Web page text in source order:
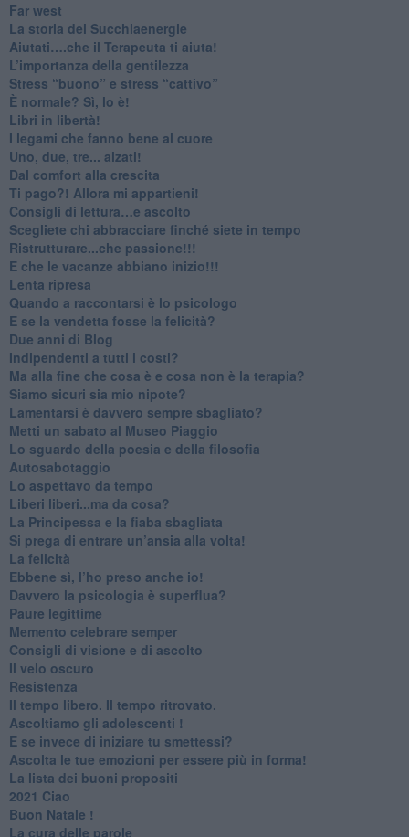
​Far west
​La storia dei Succhiaenergie
​Aiutati….che il Terapeuta ti aiuta!
​L’importanza della gentilezza
​Stress “buono” e stress “cattivo”
​È normale? Sì, lo è!
​Libri in libertà!
​I legami che fanno bene al cuore
Uno, due, tre... alzati!​
​Dal comfort alla crescita
​Ti pago?! Allora mi appartieni!​
​Consigli di lettura…e ascolto
​Scegliete chi abbracciare finché siete in tempo
​Ristrutturare...che passione!!!
​E che le vacanze abbiano inizio!!!
​Lenta ripresa
​Quando a raccontarsi è lo psicologo
​E se la vendetta fosse la felicità?
​Due anni di Blog
​Indipendenti a tutti i costi?
​Ma alla fine che cosa è e cosa non è la terapia?
​Siamo sicuri sia mio nipote?
​Lamentarsi è davvero sempre sbagliato?
​Metti un sabato al Museo Piaggio
​Lo sguardo della poesia e della filosofia
Autosabotaggio
​Lo aspettavo da tempo
​Liberi liberi...ma da cosa?
​La Principessa e la fiaba sbagliata
Si prega di entrare un’ansia alla volta!
​La felicità
​Ebbene sì, l’ho preso anche io!
​Davvero la psicologia è superflua?
Paure legittime
​Memento celebrare semper
​Consigli di visione e di ascolto
​Il velo oscuro
Resistenza
​Il tempo libero. Il tempo ritrovato.
Ascoltiamo gli adolescenti !
​E se invece di iniziare tu smettessi?
​Ascolta le tue emozioni per essere più in forma!
​La lista dei buoni propositi
2021 Ciao
Buon Natale !
​La cura delle parole